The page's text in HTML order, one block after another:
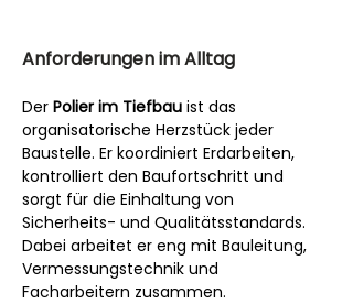
Anforderungen im Alltag
Der Polier im Tiefbau ist das
organisatorische Herzstück jeder
Baustelle. Er koordiniert Erdarbeiten,
kontrolliert den Baufortschritt und
sorgt für die Einhaltung von
Sicherheits- und Qualitätsstandards.
Dabei arbeitet er eng mit Bauleitung,
Vermessungstechnik und
Facharbeitern zusammen.